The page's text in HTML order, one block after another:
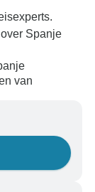
Spanje
van